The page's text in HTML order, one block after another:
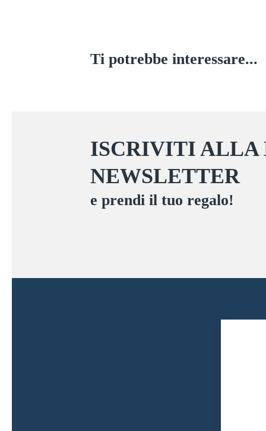
Ti potrebbe interessare...
ISCRIVITI ALLA
NEWSLETTER
e prendi il tuo regalo!